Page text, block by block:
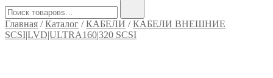
Главная /Каталог /КАБЕЛИ /КАБЕЛИ ВНЕШНИЕ
SCSI|LVD|ULTRA160|320 SCSI